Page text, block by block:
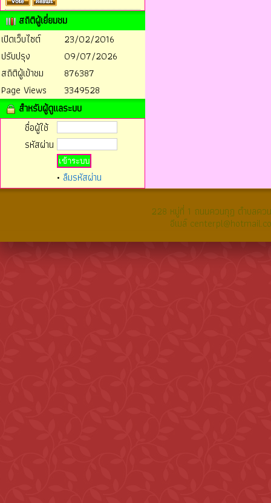
สถิติผู้เยี่ยมชม
เปิดเว็บไซต์
23/02/2016
ปรับปรุง
09/07/2026
สถิติผู้เข้าชม
876387
Page Views
3349528
สำหรับผู้ดูแลระบบ
ชื่อผู้ใช้
รหัสผ่าน
• ลืมรหัสผ่าน
228 หมู่ที่ 1 ถนนควนกุฏ ตำบลค
อีเมล์